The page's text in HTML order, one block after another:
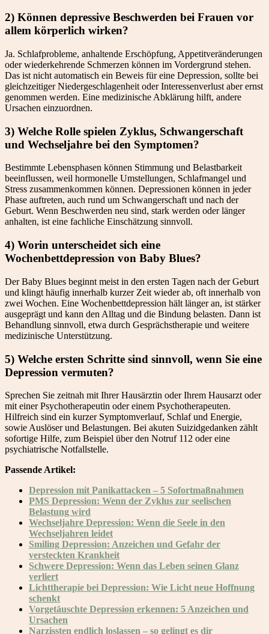
2) Können depressive Beschwerden bei Frauen vor
allem körperlich wirken?
Ja. Schlafprobleme, anhaltende Erschöpfung, Appetitveränderungen
oder wiederkehrende Schmerzen können im Vordergrund stehen.
Das ist nicht automatisch ein Beweis für eine Depression, sollte bei
gleichzeitiger Niedergeschlagenheit oder Interessenverlust aber ernst
genommen werden. Eine medizinische Abklärung hilft, andere
Ursachen einzuordnen.
3) Welche Rolle spielen Zyklus, Schwangerschaft
und Wechseljahre bei den Symptomen?
Bestimmte Lebensphasen können Stimmung und Belastbarkeit
beeinflussen, weil hormonelle Umstellungen, Schlafmangel und
Stress zusammenkommen können. Depressionen können in jeder
Phase auftreten, auch rund um Schwangerschaft und nach der
Geburt. Wenn Beschwerden neu sind, stark werden oder länger
anhalten, ist eine fachliche Einschätzung sinnvoll.
4) Worin unterscheidet sich eine
Wochenbettdepression von Baby Blues?
Der Baby Blues beginnt meist in den ersten Tagen nach der Geburt
und klingt häufig innerhalb kurzer Zeit wieder ab, oft innerhalb von
zwei Wochen. Eine Wochenbettdepression hält länger an, ist stärker
ausgeprägt und kann den Alltag und die Bindung belasten. Dann ist
Behandlung sinnvoll, etwa durch Gesprächstherapie und weitere
medizinische Unterstützung.
5) Welche ersten Schritte sind sinnvoll, wenn Sie eine
Depression vermuten?
Sprechen Sie zeitnah mit Ihrer Hausärztin oder Ihrem Hausarzt oder
mit einer Psychotherapeutin oder einem Psychotherapeuten.
Hilfreich sind ein kurzer Symptomverlauf, Schlaf und Energie,
sowie Auslöser und Belastungen. Bei akuten Suizidgedanken zählt
sofortige Hilfe, zum Beispiel über den Notruf 112 oder eine
psychiatrische Notfallstelle.
Passende Artikel:
Depression mit Panikattacken – 5 Sofortmaßnahmen
PMS Depression: Wenn der Zyklus zur seelischen
Belastung wird
Wechseljahre Depression: Wenn die Seele in den
Wechseljahren leidet
Smiling Depression: Anzeichen und Gefahr der
versteckten Krankheit
Schwere Depression: Wenn das Leben seinen Glanz
verliert
Lichttherapie bei Depression: Wie Licht neue Hoffnung
schenkt
Vorgetäuschte Depression erkennen: 5 Anzeichen und
Ursachen
Narzissten endlich loslassen – so gelingt es dir